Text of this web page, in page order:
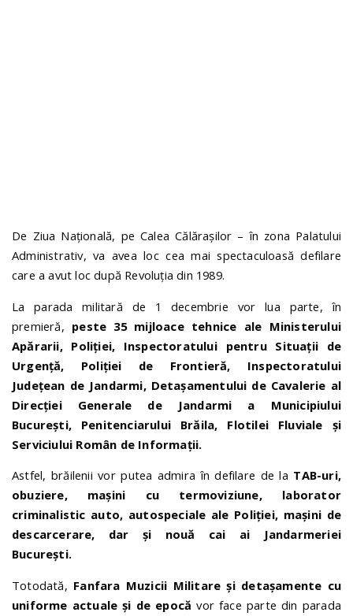
De Ziua Națională, pe Calea Călărașilor – în zona Palatului
Administrativ, va avea loc cea mai spectaculoasă defilare
care a avut loc după Revoluția din 1989.
La parada militară de 1 decembrie vor lua parte, în
premieră, peste 35 mijloace tehnice ale Ministerului
Apărarii, Poliției, Inspectoratului pentru Situații de
Urgență, Poliției de Frontieră, Inspectoratului
Județean de Jandarmi, Detașamentului de Cavalerie al
Direcției Generale de Jandarmi a Municipiului
București, Penitenciarului Brăila, Flotilei Fluviale și
Serviciului Român de Informații.
Astfel, brăilenii vor putea admira în defilare de la TAB-uri,
obuziere, mașini cu termoviziune, laborator
criminalistic auto, autospeciale ale Poliției, mașini de
descarcerare, dar și nouă cai ai Jandarmeriei
București.
Totodată, Fanfara Muzicii Militare și detașamente cu
uniforme actuale și de epocă vor face parte din parada